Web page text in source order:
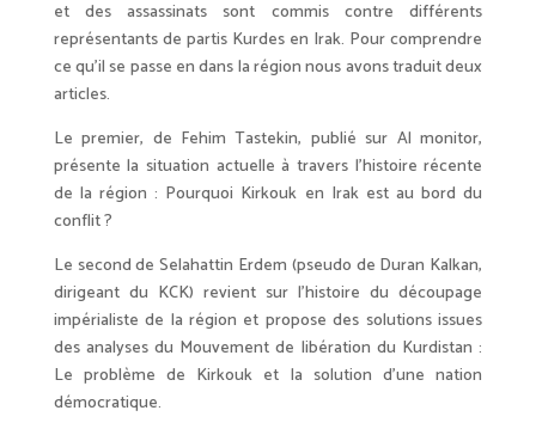
et des assassinats sont commis contre différents
représentants de partis Kurdes en Irak. Pour comprendre
ce qu’il se passe en dans la région nous avons traduit deux
articles.
Le premier, de Fehim Tastekin, publié sur Al monitor,
présente la situation actuelle à travers l’histoire récente
de la région : Pourquoi Kirkouk en Irak est au bord du
conflit ?
Le second de Selahattin Erdem (pseudo de Duran Kalkan,
dirigeant du KCK) revient sur l’histoire du découpage
impérialiste de la région et propose des solutions issues
des analyses du Mouvement de libération du Kurdistan :
Le problème de Kirkouk et la solution d’une nation
démocratique.